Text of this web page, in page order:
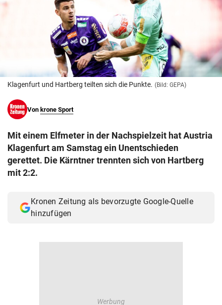
© Krone Multimedia GmbH & Co KG 2026
Muthgasse 2, 1190 Wien
Klagenfurt und Hartberg teilten sich die Punkte. (Bild: GEPA)
Von krone Sport
Mit einem Elfmeter in der Nachspielzeit hat Austria
Klagenfurt am Samstag ein Unentschieden
gerettet. Die Kärntner trennten sich von Hartberg
mit 2:2.
Kronen Zeitung als bevorzugte Google-Quelle
hinzufügen